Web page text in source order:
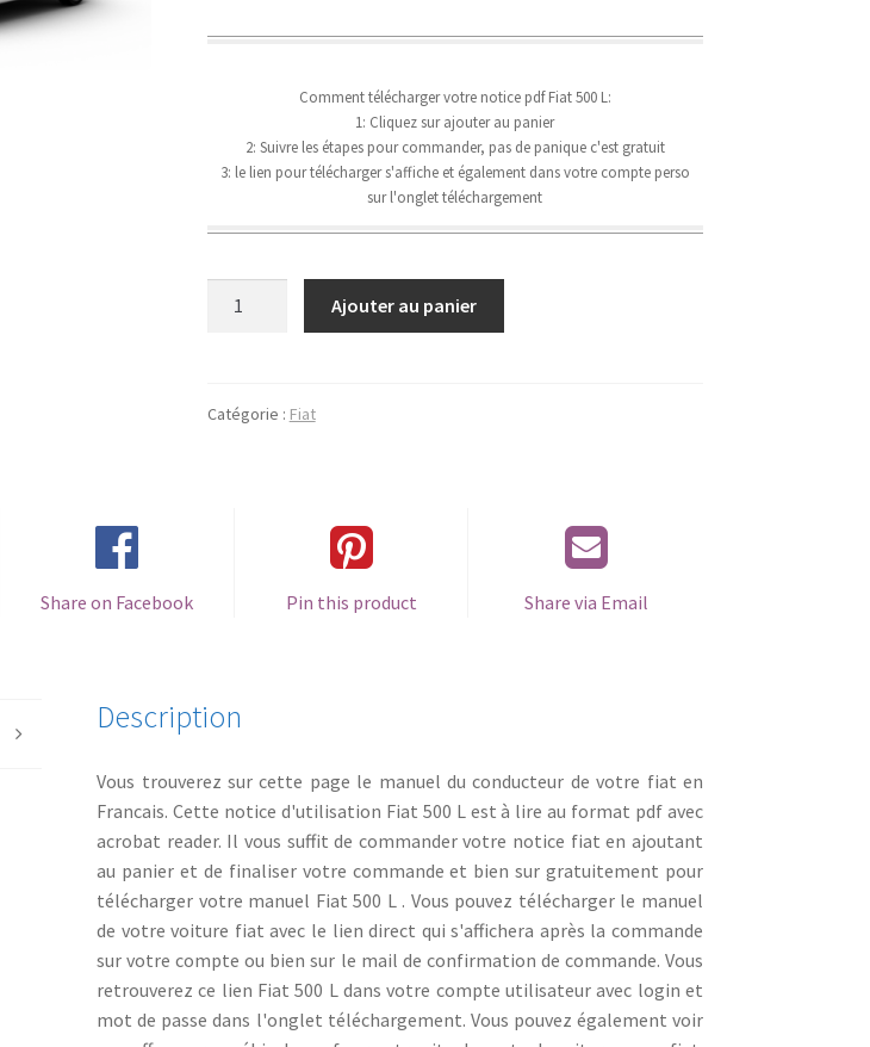
Comment télécharger votre notice pdf Fiat 500 L:
1: Cliquez sur ajouter au panier
2: Suivre les étapes pour commander, pas de panique c'est gratuit
3: le lien pour télécharger s'affiche et également dans votre compte perso
sur l'onglet téléchargement
L
Ajouter au panier
Catégorie : Fiat
Share on Facebook Pin this product Share via Email
Description
Vous trouverez sur cette page le manuel du conducteur de votre fiat en
Francais. Cette notice d'utilisation Fiat 500 L est à lire au format pdf avec
acrobat reader. Il vous suffit de commander votre notice fiat en ajoutant
au panier et de finaliser votre commande et bien sur gratuitement pour
télécharger votre manuel Fiat 500 L . Vous pouvez télécharger le manuel
de votre voiture fiat avec le lien direct qui s'affichera après la commande
sur votre compte ou bien sur le mail de confirmation de commande. Vous
retrouverez ce lien Fiat 500 L dans votre compte utilisateur avec login et
mot de passe dans l'onglet téléchargement. Vous pouvez également voir